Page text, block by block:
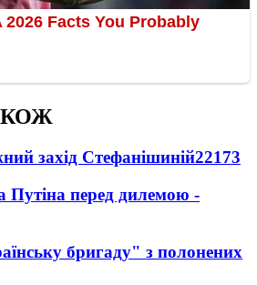
захід Стефанішиній22173
Путіна перед дилемою -
бригаду" з полонених